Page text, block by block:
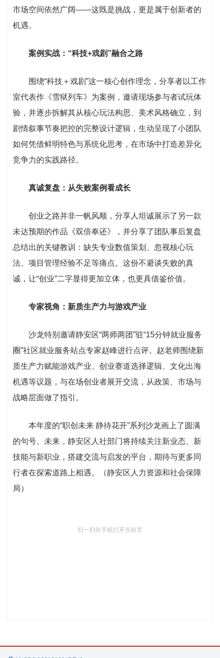
市场空间依然广阔——这既是挑战，更是属于创新者的
机遇。
案例实战：“科技+戏剧”融合之路
围绕“科技＋戏剧”这一核心创作理念，分享者以工作
室代表作《雪狱列车》为案例，邀请现场参与者试玩体
验，并逐步拆解其从核心玩法构思、美术风格确立，到
剧情叙事节奏把控的完整设计逻辑，生动呈现了小团队
如何凭借鲜明特色与系统化思考，在市场中打造差异化
竞争力的实践路径。
真诚复盘：从失败案例看成长
创业之路并非一帆风顺，分享人坦诚展示了另一款
未达预期的作品《双倍奉还》，并分享了团队事后复盘
总结出的关键教训：缺失专业数值策划、忽视核心玩
法、项目管理经验不足等痛点。这份不避谈失败的真
诚，让“创业”二字显得更加立体，也更具借鉴价值。
专家视角：新质生产力与游戏产业
沙龙特别邀请静安区“两师两团”驻“15分钟就业服务
圈”社区就业服务站点专家赵峰进行点评。赵老师围绕新
质生产力赋能游戏产业、创业赛道选择逻辑、文化出海
机遇等议题，与在场创业者展开交流，从政策、市场与
战略层面做了指引。
本年度的“职创未来 静待花开”系列沙龙画上了圆满
的句号。未来，静安区人社部门将持续关注新业态、新
技能与新职业，搭建交流与启发的平台，期待与更多同
行者在探索道路上相遇。（静安区人力资源和社会保障
局）
扫一扫在手机打开当前页